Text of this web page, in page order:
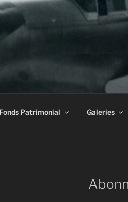
Fonds Patrimonial Galeries